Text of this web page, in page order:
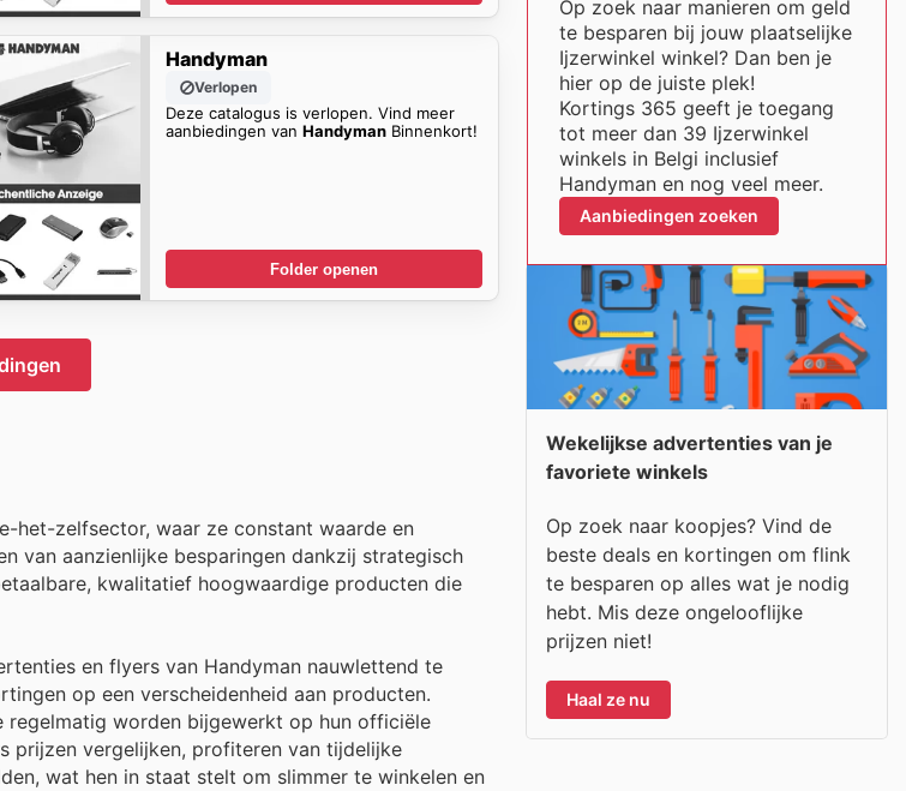
Handyman
Verlopen
Deze catalogus is verlopen. Vind meer
aanbiedingen vanHandyman Binnenkort!
Folder openen
het-zelfsector, waar ze constant waarde en
van aanzienlijke besparingen dankzij strategisch
kwalitatief hoogwaardige producten die
en flyers van Handyman nauwlettend te
op een verscheidenheid aan producten.
regelmatig worden bijgewerkt op hun officiële
prijzen vergelijken, profiteren van tijdelijke
wat hen in staat stelt om slimmer te winkelen en
Op zoek naar manieren om geld
te besparen bij jouw plaatselijke
Ijzerwinkel winkel? Dan ben je
hier op de juiste plek!
Kortings 365 geeft je toegang
tot meer dan 39 Ijzerwinkel
winkels in Belgi inclusief
Handyman en nog veel meer.
Aanbiedingen zoeken
Wekelijkse advertenties van je
favoriete winkels
Op zoek naar koopjes? Vind de
beste deals en kortingen om flink
te besparen op alles wat je nodig
hebt. Mis deze ongelooflijke
prijzen niet!
Haal ze nu